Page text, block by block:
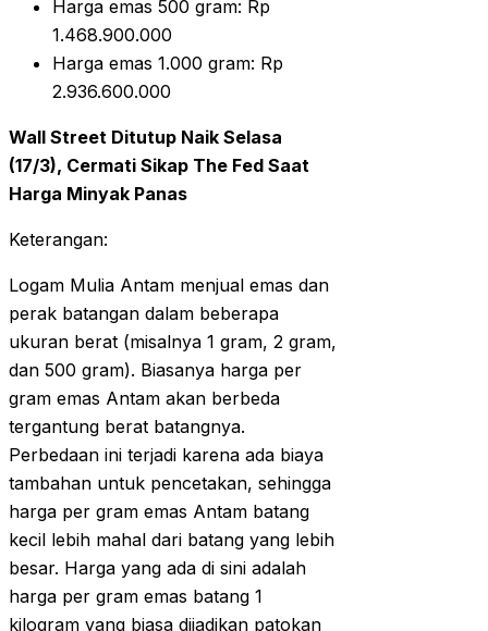
Harga emas 500 gram: Rp
1.468.900.000
Harga emas 1.000 gram: Rp
2.936.600.000
Wall Street Ditutup Naik Selasa
(17/3), Cermati Sikap The Fed Saat
Harga Minyak Panas
Keterangan:
Logam Mulia Antam menjual emas dan
perak batangan dalam beberapa
ukuran berat (misalnya 1 gram, 2 gram,
dan 500 gram). Biasanya harga per
gram emas Antam akan berbeda
tergantung berat batangnya.
Perbedaan ini terjadi karena ada biaya
tambahan untuk pencetakan, sehingga
harga per gram emas Antam batang
kecil lebih mahal dari batang yang lebih
besar. Harga yang ada di sini adalah
harga per gram emas batang 1
kilogram yang biasa dijadikan patokan